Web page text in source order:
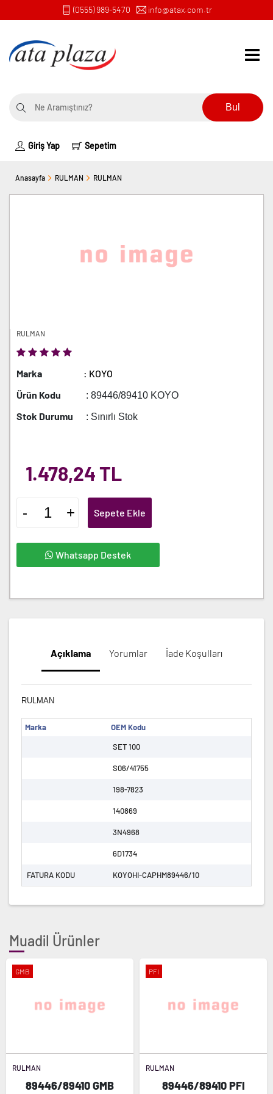
(0555) 989-5470 info@atax.com.tr
Bul
Giriş Yap Sepetim
Anasayfa RULMAN RULMAN
RULMAN
Marka
: KOYO
Ürün Kodu
: 89446/89410 KOYO
Stok Durumu : Sınırlı Stok
1.478,24 TL
- + Sepete Ekle
Whatsapp Destek
Açıklama Yorumlar İade Koşulları
RULMAN
Marka
OEM Kodu
SET 100
S06/41755
198-7823
140869
3N4968
6D1734
FATURA KODU KOYOHI-CAPHM89446/10
Muadil Ürünler
GMB
RULMAN
89446/89410 GMB
PFI
RULMAN
89446/89410 PFI